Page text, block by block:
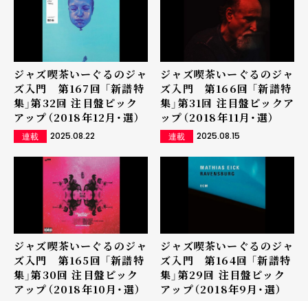
ジャズ喫茶いーぐるのジャ
ズ入門 第167回 「新譜特
集」第32回 注目盤ピック
アップ（2018年12月・選）
連載 2025.08.22
ジャズ喫茶いーぐるのジャ
ズ入門 第166回 「新譜特
集」第31回 注目盤ピックア
ップ（2018年11月・選）
連載 2025.08.15
ジャズ喫茶いーぐるのジャ
ズ入門 第165回 「新譜特
集」第30回 注目盤ピック
アップ（2018年10月・選）
ジャズ喫茶いーぐるのジャ
ズ入門 第164回 「新譜特
集」第29回 注目盤ピック
アップ（2018年9月・選）